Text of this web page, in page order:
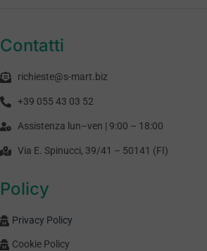
Contatti
richieste@s-mart.biz
+39 055 43 03 52
Assistenza lun–ven | 9:00 – 18:00
Via E. Spinucci, 39/41 – 50141 (FI)
Policy
Privacy Policy
Cookie Policy